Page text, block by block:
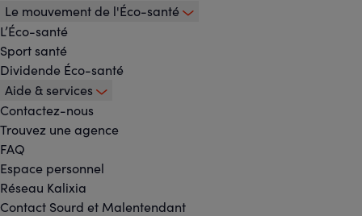
Le mouvement de l'Éco-santé
L’Éco-santé
Sport santé
Dividende Éco-santé
Aide & services
Contactez-nous
Trouvez une agence
FAQ
Espace personnel
Réseau Kalixia
Contact Sourd et Malentendant